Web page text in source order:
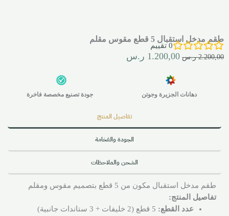
طقم مدخل استقبال 5 قطع مقوس مقلم
0تقييم
2.200,00 ر.س 1.200,00 ر.س
دهانات الجزيرة وجوتن جودة تصنيع مخصصة فاخرة
تفاصيل المنتج
الجودة والفخامة
الشحن والملاحظات
طقم مدخل استقبال مكون من 5 قطع بتصميم مقوس ومقلم
تفاصيل المنتج:
عدد القطع: